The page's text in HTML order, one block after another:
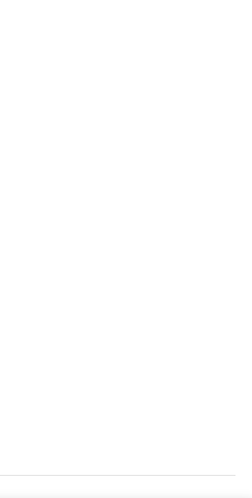
ง และเห็นแก่ตัวมากกว่าเห็นแก่